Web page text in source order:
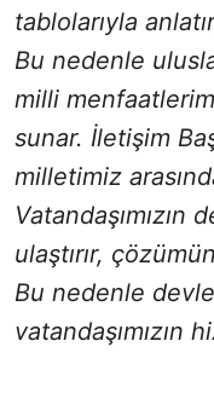
tablolarıyla
Bu nedenle
milli
sunar. İletişim
milletimiz
Vatandaşımızın
ulaştırır,
Bu nedenle
vatandaşımızın